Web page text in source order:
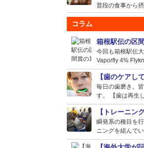
普段の食事から
コラム
箱根駅伝の区
今回も箱根駅伝
Vaporfly 4%
【歯のケアし
毎日の歯磨き。
す。 【歯は再生
【トレーニン
瞬発系の種目を
ニングを組んで